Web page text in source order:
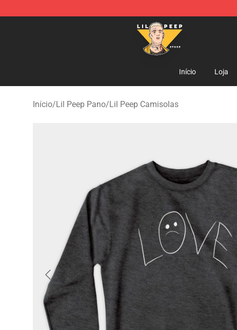
Lil Peep Store - Official Lil Peep Merchandise Shop
Início Loja
Início/Lil Peep Pano/Lil Peep Camisolas